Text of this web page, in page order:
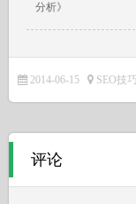
分析》
2014-06-15 SEO技巧
评论